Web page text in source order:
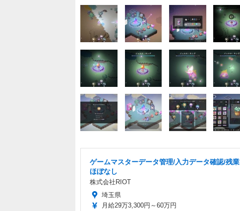
ゲームマスターデータ管理/入力データ確認/残業
ほぼなし
株式会社RIOT
埼玉県
月給29万3,300円～60万円